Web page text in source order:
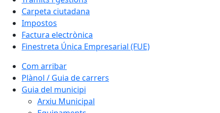
Carpeta ciutadana
Impostos
Factura electrònica
Finestreta Única Empresarial (FUE)
Com arribar
Plànol / Guia de carrers
Guia del municipi
Arxiu Municipal